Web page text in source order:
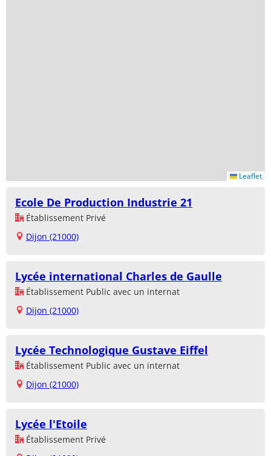
Leaflet
Ecole De Production Industrie 21
Établissement Privé
Dijon (21000)
Lycée international Charles de Gaulle
Établissement Public avec un internat
Dijon (21000)
Lycée Technologique Gustave Eiffel
Établissement Public avec un internat
Dijon (21000)
Lycée l'Etoile
Établissement Privé